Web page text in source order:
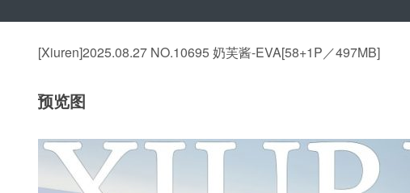
[Xiuren]2025.08.27 NO.10695 奶芙酱-EVA[58+1P／497MB]
预览图